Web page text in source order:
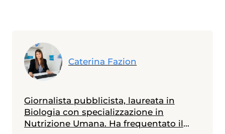
Caterina Fazion
Giornalista pubblicista, laureata in
Biologia con specializzazione in
Nutrizione Umana. Ha frequentato il